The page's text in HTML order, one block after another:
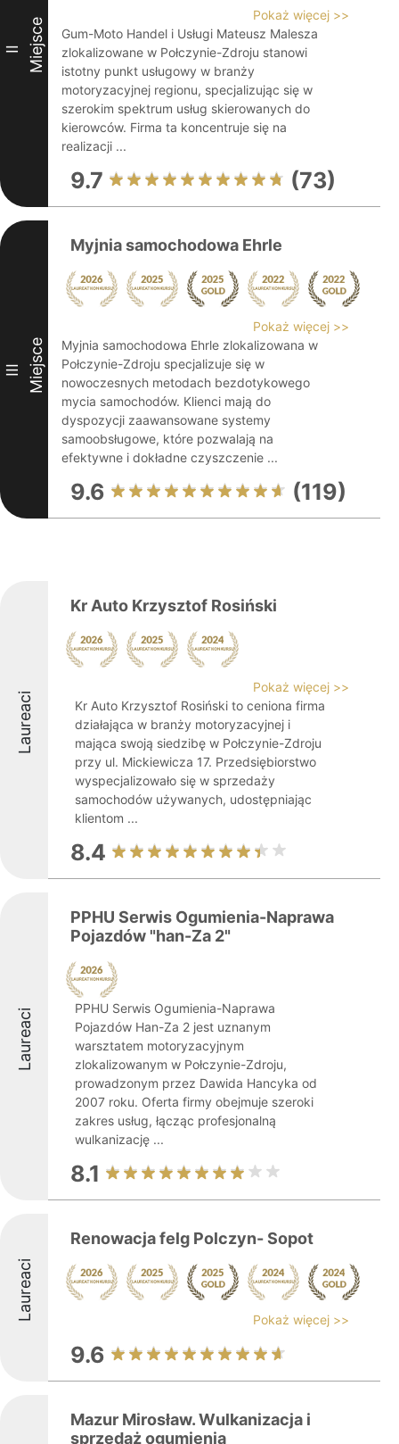
II Miejsce
Pokaż więcej >>
Gum-Moto Handel i Usługi Mateusz Malesza
zlokalizowane w Połczynie-Zdroju stanowi
istotny punkt usługowy w branży
motoryzacyjnej regionu, specjalizując się w
szerokim spektrum usług skierowanych do
kierowców. Firma ta koncentruje się na
realizacji ...
9.7 (73)
III Miejsce
Myjnia samochodowa Ehrle
Pokaż więcej >>
Myjnia samochodowa Ehrle zlokalizowana w
Połczynie-Zdroju specjalizuje się w
nowoczesnych metodach bezdotykowego
mycia samochodów. Klienci mają do
dyspozycji zaawansowane systemy
samoobsługowe, które pozwalają na
efektywne i dokładne czyszczenie ...
9.6 (119)
Laureaci
Kr Auto Krzysztof Rosiński
Pokaż więcej >>
Kr Auto Krzysztof Rosiński to ceniona firma
działająca w branży motoryzacyjnej i
mająca swoją siedzibę w Połczynie-Zdroju
przy ul. Mickiewicza 17. Przedsiębiorstwo
wyspecjalizowało się w sprzedaży
samochodów używanych, udostępniając
klientom ...
8.4
Laureaci
PPHU Serwis Ogumienia-Naprawa
Pojazdów "han-Za 2"
PPHU Serwis Ogumienia-Naprawa
Pojazdów Han-Za 2 jest uznanym
warsztatem motoryzacyjnym
zlokalizowanym w Połczynie-Zdroju,
prowadzonym przez Dawida Hancyka od
2007 roku. Oferta firmy obejmuje szeroki
zakres usług, łącząc profesjonalną
wulkanizację ...
8.1
Laureaci
Renowacja felg Polczyn- Sopot
Pokaż więcej >>
9.6
Mazur Mirosław. Wulkanizacja i
sprzedaż ogumienia